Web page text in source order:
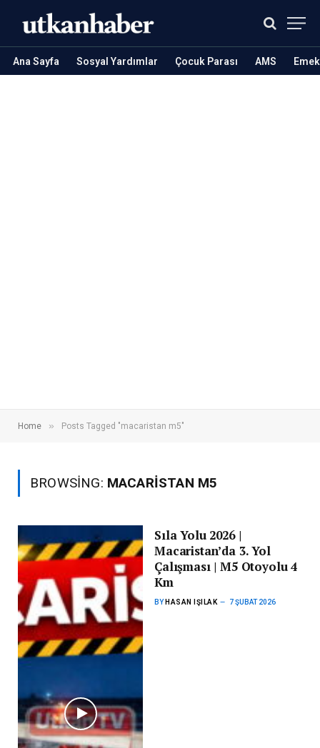
Ana Sayfa Sosyal Yardımlar Çocuk Parası AMS
Home » Posts Tagged "macaristan m5"
BROWSING: MACARISTAN M5
Sıla Yolu 2026 |
Macaristan’da 3. Yol
Çalışması | M5 Otoyolu 4
Km
BY HASAN IŞILAK 7 ŞUBAT 2026